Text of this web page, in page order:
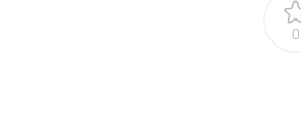
0